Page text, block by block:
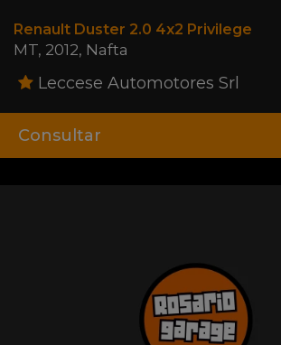
Renault Duster 2.0 4x2 Privilege
MT, 2012, Nafta
Leccese Automotores Srl
Consultar